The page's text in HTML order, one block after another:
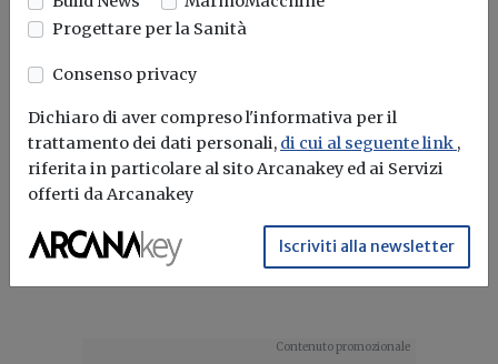
il nuovo iperammortamento
rappresenta un'occasione concreta per
ridurre il costo degli interventi e
accelerare i percorsi di trasformazione
produttiva richiesti dal mercato.
Progettare per la Sanità
Consenso privacy
Dichiaro di aver compreso l'informativa per il
trattamento dei dati personali, di cui al seguente link ,
riferita in particolare al sito Arcanakey ed ai Servizi
offerti da Arcanakey
Iscriviti alla newsletter